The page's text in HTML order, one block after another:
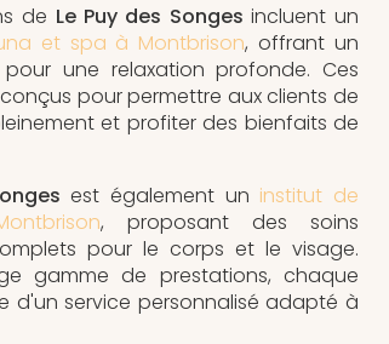
de Le Puy des Songes incluent un
et spa à Montbrison, offrant un
une relaxation profonde. Ces
pour permettre aux clients de
et profiter des bienfaits de
est également un institut de
, proposant des soins
pour le corps et le visage.
gamme de prestations, chaque
d'un service personnalisé adapté à